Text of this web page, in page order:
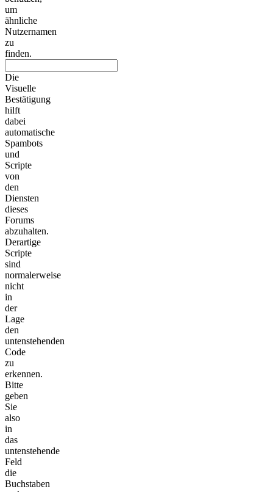
um
ähnliche
Nutzernamen
zu
finden.
Die
Visuelle
Bestätigung
hilft
dabei
automatische
Spambots
und
Scripte
von
den
Diensten
dieses
Forums
abzuhalten.
Derartige
Scripte
sind
normalerweise
nicht
in
der
Lage
den
untenstehenden
Code
zu
erkennen.
Bitte
geben
Sie
also
in
das
untenstehende
Feld
die
Buchstaben